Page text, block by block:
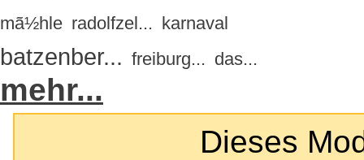
mã½hle radolfzel... karnaval
batzenber... freiburg... das...
mehr...
Dieses